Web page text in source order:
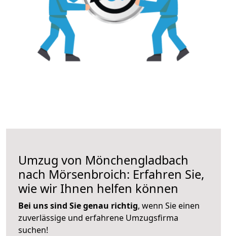
Umzug von Mönchengladbach
nach Mörsenbroich: Erfahren Sie,
wie wir Ihnen helfen können
Bei uns sind Sie genau richtig, wenn Sie einen
zuverlässige und erfahrene Umzugsfirma
suchen!